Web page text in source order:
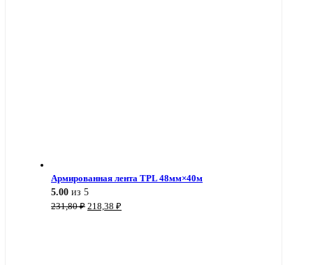
Армированная лента TPL 48мм×40м
5.00 из 5
231,80₽ Первоначальная
218,38 ₽